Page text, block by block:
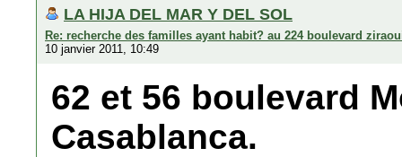
LA HIJA DEL MAR Y DEL SOL
Re: recherche des familles ayant habit? au 224 boulevard
10 janvier 2011, 10:49
62 et 56 boulevard
Casablanca.